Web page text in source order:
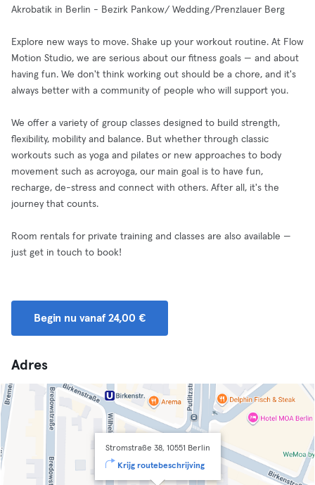
Akrobatik in Berlin - Bezirk Pankow/ Wedding/Prenzlauer Berg
Explore new ways to move. Shake up your workout routine. At Flow
Motion Studio, we are serious about our fitness goals — and about
having fun. We don't think working out should be a chore, and it's
always better with a community of people who will support you.
We offer a variety of group classes designed to build strength,
flexibility, mobility and balance. But whether through classic
workouts such as yoga and pilates or new approaches to body
movement such as acroyoga, our main goal is to have fun,
recharge, de-stress and connect with others. After all, it's the
journey that counts.
Room rentals for private training and classes are also available —
just get in touch to book!
Begin nu vanaf 24,00 €
Adres
Stromstraße 38, 10551 Berlin
Krijg routebeschrijving